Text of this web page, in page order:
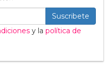
Suscribete
y la política de